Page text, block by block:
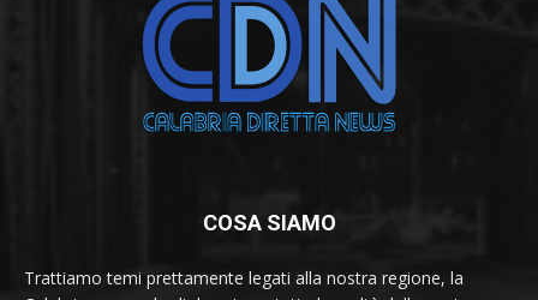
COSA SIAMO
Trattiamo temi prettamente legati alla nostra regione, la